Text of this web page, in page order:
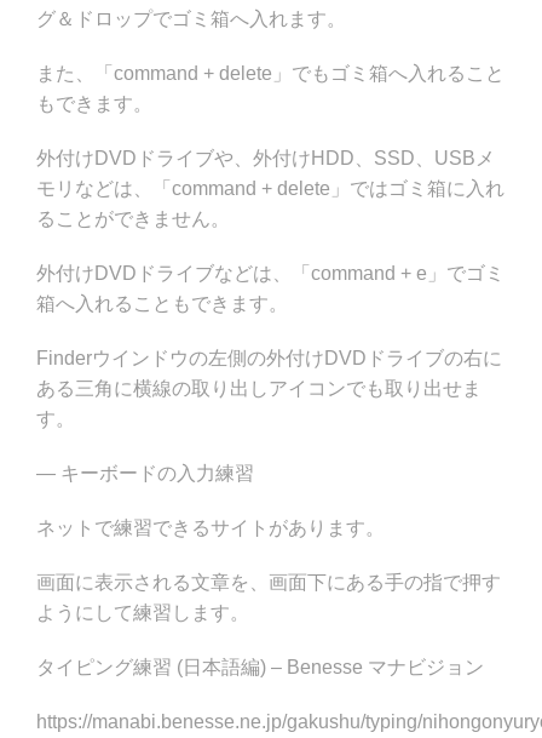
グ＆ドロップでゴミ箱へ入れます。
また、「command + delete」でもゴミ箱へ入れること
もできます。
外付けDVDドライブや、外付けHDD、SSD、USBメ
モリなどは、「command + delete」ではゴミ箱に入れ
ることができません。
外付けDVDドライブなどは、「command + e」でゴミ
箱へ入れることもできます。
Finderウインドウの左側の外付けDVDドライブの右に
ある三角に横線の取り出しアイコンでも取り出せま
す。
— キーボードの入力練習
ネットで練習できるサイトがあります。
画面に表示される文章を、画面下にある手の指で押す
ようにして練習します。
タイピング練習 (日本語編) – Benesse マナビジョン
https://manabi.benesse.ne.jp/gakushu/typing/